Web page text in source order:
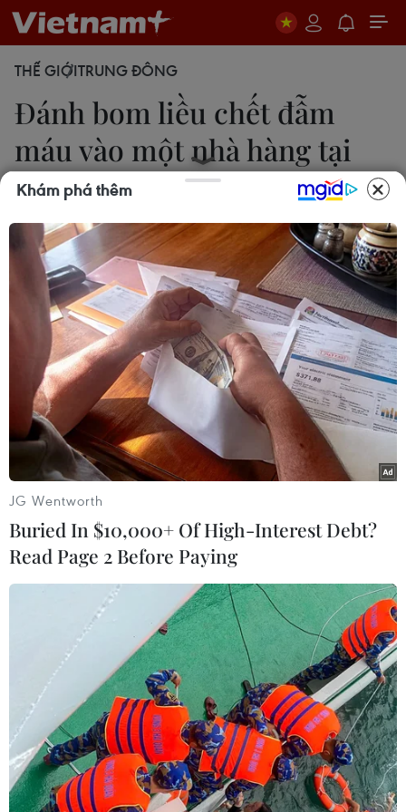
THẾ GIỚITRUNG ĐÔNG
Đánh bom liều chết đẫm
máu vào một nhà hàng tại
Iraq
22/10/2014 01:42
Đã có ít nhất 18 người thiệt mạng và hơn 50 người
bị thương trong ba vụ đánh bom liều chết ngày
21/10 tại khu vực người Shiite ở Đông Bắc thủ đô
Baghdad, Iraq.
Hiện trường vụ đánh bom ở khu đỗ xe bên ngoài một nhà hàng
tại khu vực Talbiyah, Đông Bắc Baghdad. (Nguồn: AFP)
Có ít nhất 18 người thiệt mạng và hơn 50 người
bị thương trong ba vụ đánh bom liều chết ngày
21/10 tại khu vực người Shiite sinh sống ở Đông
Bắc thủ đô Baghdad, Iraq.
Khám phá thêm
JG Wentworth
Buried In $10,000+ Of High-Interest Debt?
Read Page 2 Before Paying